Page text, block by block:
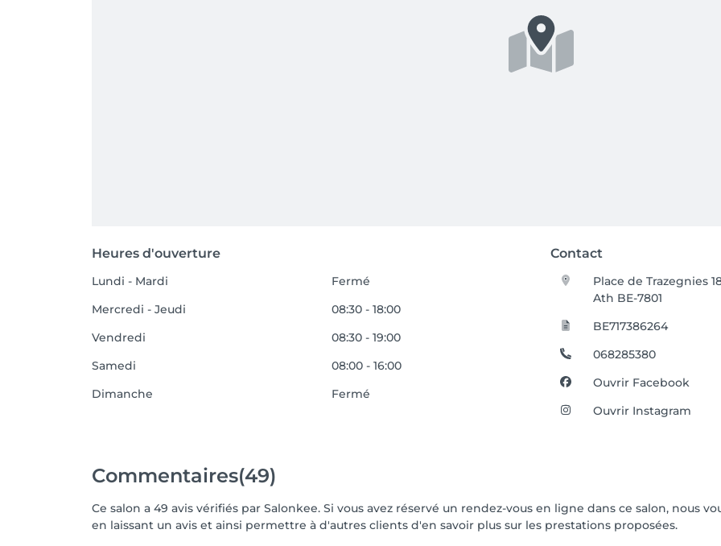
Heures d'ouverture Contact
Lundi - Mardi
Fermé
Mercredi - Jeudi
08:30 - 18:00
Vendredi
08:30 - 19:00
Samedi
08:00 - 16:00
Dimanche
Fermé
Place de Trazegnies
Ath BE-7801
BE717386264
068285380
Ouvrir Facebook
Ouvrir Instagram
Commentaires(49)
Ce salon a 49 avis vérifiés par Salonkee. Si vous avez réservé un rendez-vous en ligne dans ce salon, nous
en laissant un avis et ainsi permettre à d'autres clients d'en savoir plus sur les prestations proposées.